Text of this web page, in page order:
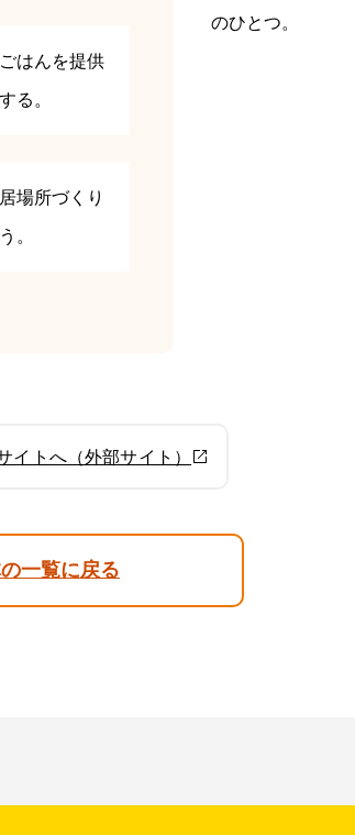
はんを提供
る。
場所づくり
。
のひとつ。
イトへ（外部サイト）
一覧に戻る